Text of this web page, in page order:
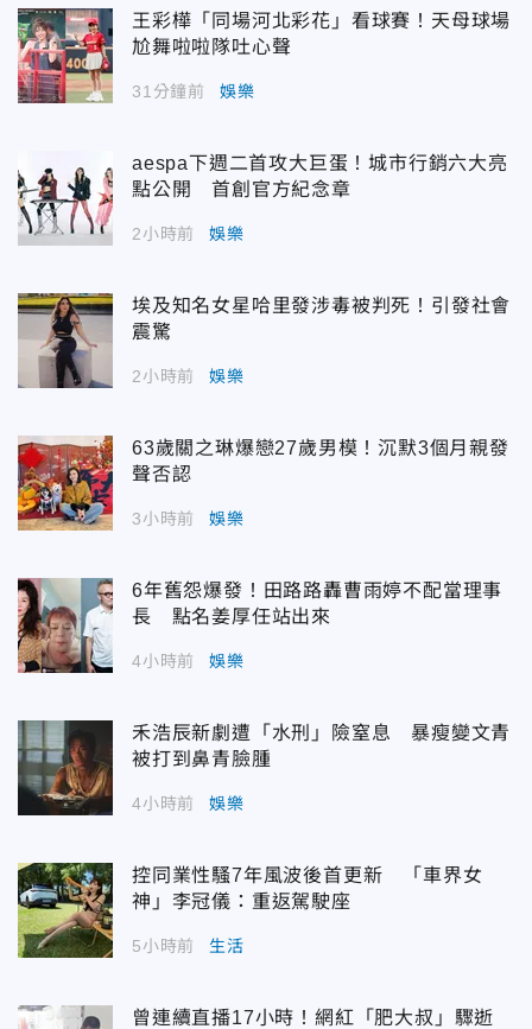
王彩樺「同場河北彩花」看球賽！天母球場
尬舞啦啦隊吐心聲
31分鐘前 娛樂
aespa下週二首攻大巨蛋！城市行銷六大亮
點公開 首創官方紀念章
2小時前 娛樂
埃及知名女星哈里發涉毒被判死！引發社會
震驚
2小時前 娛樂
63歲關之琳爆戀27歲男模！沉默3個月親發
聲否認
3小時前 娛樂
6年舊怨爆發！田路路轟曹雨婷不配當理事
長 點名姜厚任站出來
4小時前 娛樂
禾浩辰新劇遭「水刑」險窒息 暴瘦變文青
被打到鼻青臉腫
4小時前 娛樂
控同業性騷7年風波後首更新 「車界女
神」李冠儀：重返駕駛座
5小時前 生活
曾連續直播17小時！網紅「肥大叔」驟逝